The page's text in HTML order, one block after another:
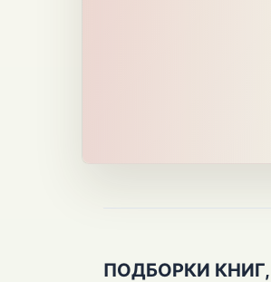
ПОДБОРКИ